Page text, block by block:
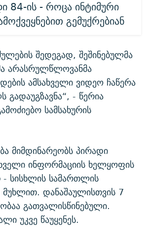
84-ის - როცა ინტიმური
გემუქრებიან
შედეგად, შეშინებულმა
არასრულწლოვანმა
ამსახველი ვიდეო ჩაწერა
- წერია
სამსახურის
მიმდინარეობს პირადი
ინფორმაციის ხელყოფის
სისხლის სამართლის
დანაშაულისთვის 7
გათვალისწინებული.
უკვე წაუყენეს.